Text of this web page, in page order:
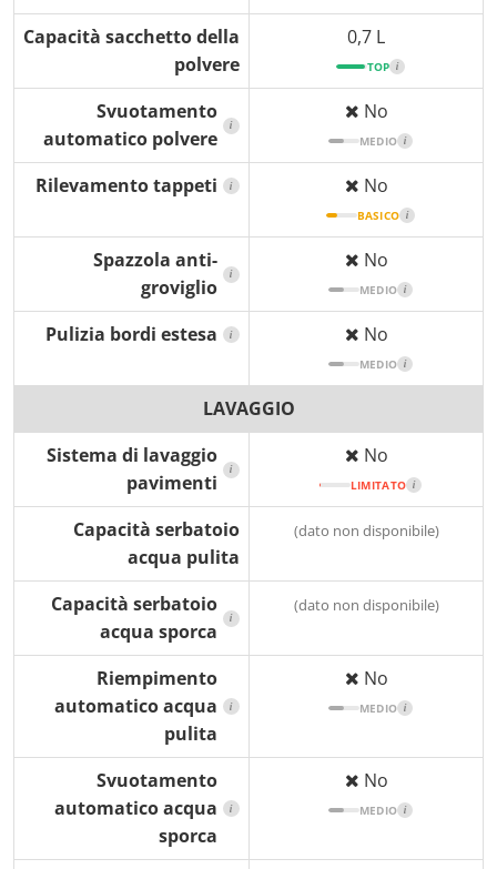
Capacità sacchetto della
polvere
0,7 L
TOP i
Svuotamento
automatico polvere
i
No
MEDIO i
Rilevamento tappeti i No
BASICO i
Spazzola anti-
groviglio
i
No
MEDIO i
Pulizia bordi estesa i No
MEDIO i
LAVAGGIO
Sistema di lavaggio
pavimenti
i
No
LIMITATO i
Capacità serbatoio
acqua pulita
(dato non disponibile)
Capacità serbatoio
acqua sporca
i
(dato non disponibile)
Riempimento
automatico acqua
pulita
i
No
MEDIO i
Svuotamento
automatico acqua
sporca
i
No
MEDIO i